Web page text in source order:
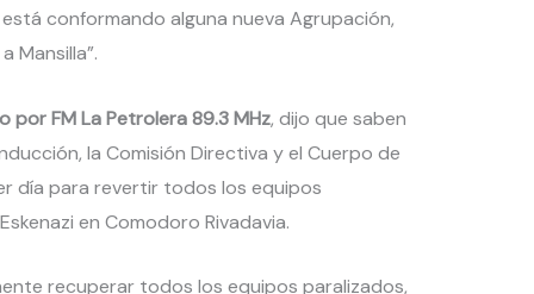
conformando alguna nueva Agrupación,
Mansilla”.
por FM La Petrolera 89.3 MHz, dijo que saben
la Comisión Directiva y el Cuerpo de
día para revertir todos los equipos
en Comodoro Rivadavia.
recuperar todos los equipos paralizados,